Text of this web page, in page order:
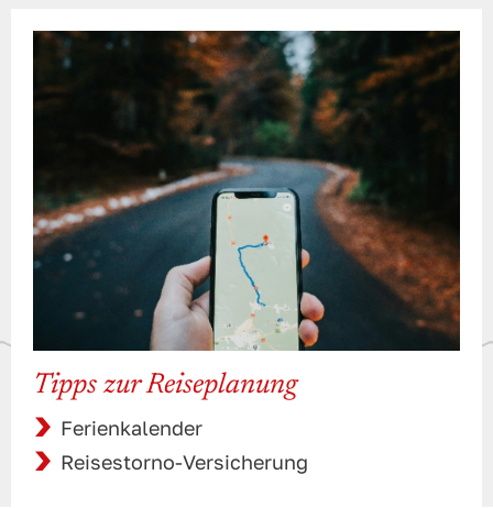
Tipps zur Reiseplanung
Ferienkalender
Reisestorno-Versicherung